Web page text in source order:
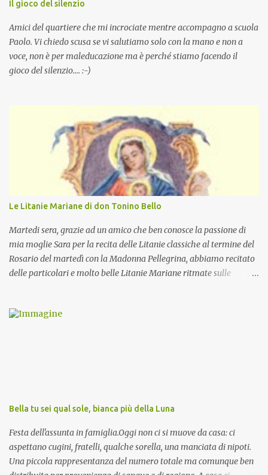
Il gioco del silenzio
Amici del quartiere che mi incrociate mentre accompagno a scuola
Paolo. Vi chiedo scusa se vi salutiamo solo con la mano e non a
voce, non è per maleducazione ma è perché stiamo facendo il
gioco del silenzio.... :-)
Le Litanie Mariane di don Tonino Bello
Martedi sera, grazie ad un amico che ben conosce la passione di
mia moglie Sara per la recita delle Litanie classiche al termine del
Rosario del martedì con la Madonna Pellegrina, abbiamo recitato
delle particolari e molto belle Litanie Mariane ritmate sulle
preghiera.
Bella tu sei qual sole, bianca più della Luna
Festa dell'assunta in famiglia.Oggi non ci si muove da casa: ci
aspettano cugini, fratelli, qualche sorella, una manciata di nipoti.
Una piccola rappresentanza del numero totale ma comunque ben